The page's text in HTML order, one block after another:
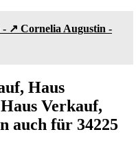
- ↗️ Cornelia Augustin -
Haus
Verkauf,
auch für 34225